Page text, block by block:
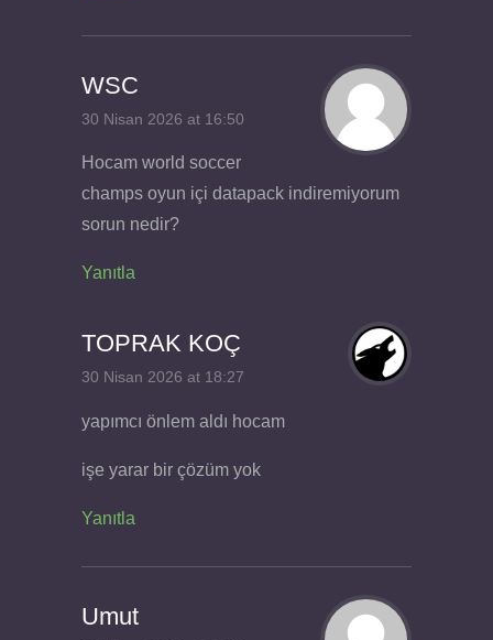
WSC
30 Nisan 2026 at 16:50
Hocam world soccer
champs oyun içi datapack indiremiyorum
sorun nedir?
Yanıtla
TOPRAK KOÇ
30 Nisan 2026 at 18:27
yapımcı önlem aldı hocam
işe yarar bir çözüm yok
Yanıtla
Umut